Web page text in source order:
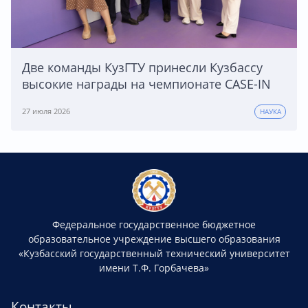
Две команды КузГТУ принесли Кузбассу
высокие награды на чемпионате CASE-IN
27 июля 2026 НАУКА
Федеральное государственное бюджетное
образовательное учреждение высшего образования
«Кузбасский государственный технический университет
имени Т.Ф. Горбачева»